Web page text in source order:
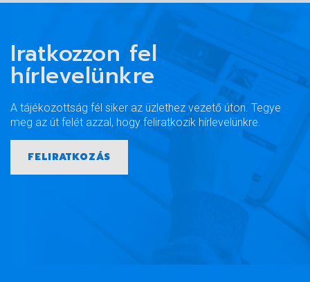
Iratkozzon fel
hírlevelünkre
A tájékozottság fél siker az üzlethez vezető úton. Tegye
meg az út felét azzal, hogy feliratkozik hírlevelünkre.
FELIRATKOZÁS